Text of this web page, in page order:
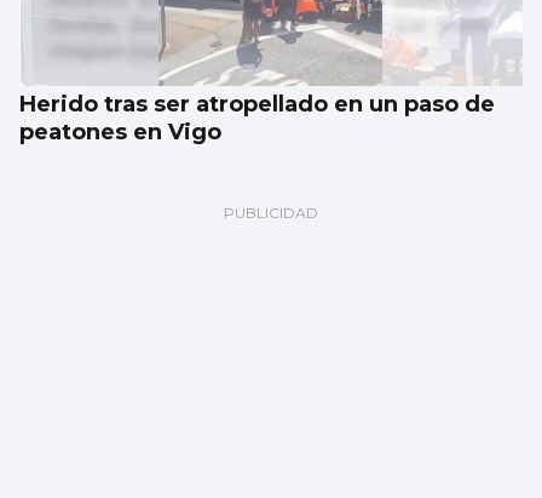
Herido tras ser atropellado en un paso de
peatones en Vigo